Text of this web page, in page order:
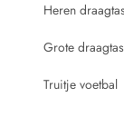
Heren
Grote draagtas
Truitje voetbal